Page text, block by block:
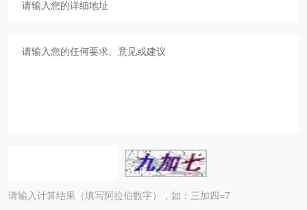
请输入计算结果（填写阿拉伯数字），如：三加四=7